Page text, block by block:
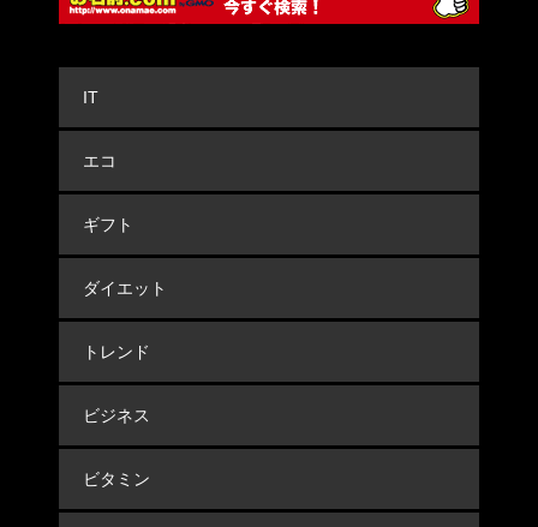
IT
エコ
ギフト
ダイエット
トレンド
ビジネス
ビタミン